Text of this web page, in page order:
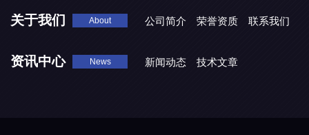
关于我们 About 公司简介 荣誉资质 联系我们
资讯中心 News 新闻动态 技术文章